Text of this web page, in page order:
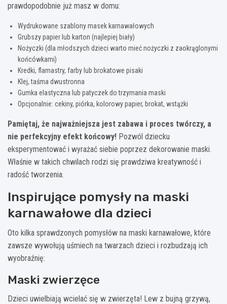
prawdopodobnie już masz w domu:
Wydrukowane szablony masek karnawałowych
Grubszy papier lub karton (najlepiej biały)
Nożyczki (dla młodszych dzieci warto mieć nożyczki z zaokrąglonymi
końcówkami)
Kredki, flamastry, farby lub brokatowe pisaki
Klej, taśma dwustronna
Gumka elastyczna lub patyczek do trzymania maski
Opcjonalnie: cekiny, piórka, kolorowy papier, brokat, wstążki
Pamiętaj, że najważniejsza jest zabawa i proces twórczy, a
nie perfekcyjny efekt końcowy! Pozwól dziecku
eksperymentować i wyrażać siebie poprzez dekorowanie maski.
Właśnie w takich chwilach rodzi się prawdziwa kreatywność i
radość tworzenia.
Inspirujące pomysły na maski
karnawałowe dla dzieci
Oto kilka sprawdzonych pomysłów na maski karnawałowe, które
zawsze wywołują uśmiech na twarzach dzieci i rozbudzają ich
wyobraźnię:
Maski zwierzęce
Dzieci uwielbiają wcielać się w zwierzęta! Lew z bujną grzywą,